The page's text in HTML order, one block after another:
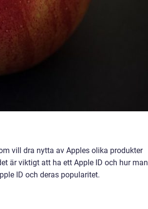
vill dra nytta av Apples olika produkter
är viktigt att ha ett Apple ID och hur man
ID och deras popularitet.